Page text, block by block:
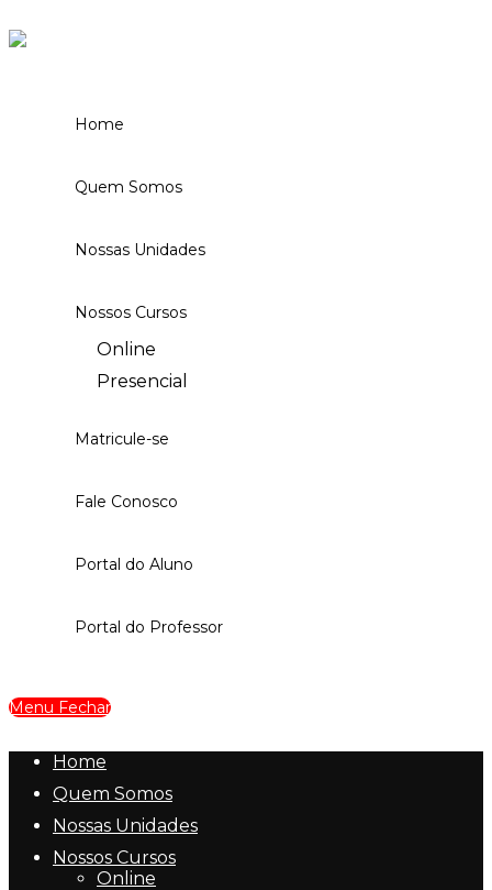
Home
Quem Somos
Nossas Unidades
Nossos Cursos
Online
Presencial
Matricule-se
Fale Conosco
Portal do Aluno
Portal do Professor
Menu Fechar
Home
Quem Somos
Nossas Unidades
Nossos Cursos
Online